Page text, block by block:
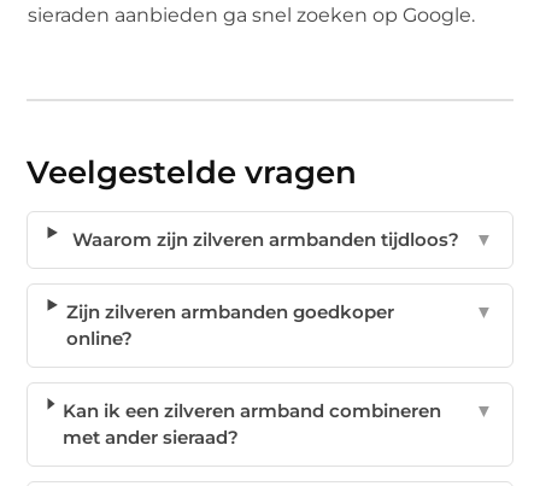
sieraden aanbieden ga snel zoeken op Google.
Veelgestelde vragen
Waarom zijn zilveren armbanden tijdloos? ▼
Zijn zilveren armbanden goedkoper
online?
▼
Kan ik een zilveren armband combineren
met ander sieraad?
▼